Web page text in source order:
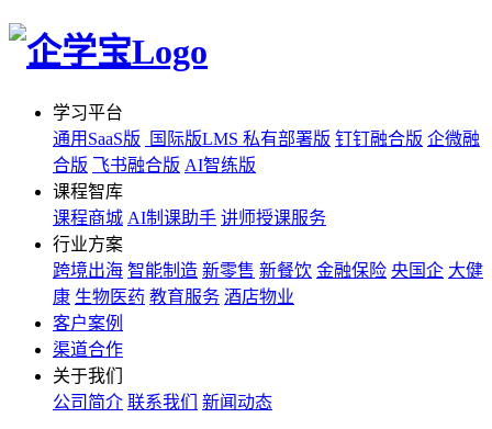
学习平台
通用SaaS版
国际版LMS 私有部署版 钉钉融合版 企微融
合版 飞书融合版 AI智练版
课程智库
课程商城 AI制课助手 讲师授课服务
行业方案
跨境出海 智能制造 新零售 新餐饮 金融保险 央国企 大健
康 生物医药 教育服务 酒店物业
客户案例
渠道合作
关于我们
公司简介 联系我们 新闻动态